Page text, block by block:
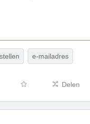
e-mailadres
Delen